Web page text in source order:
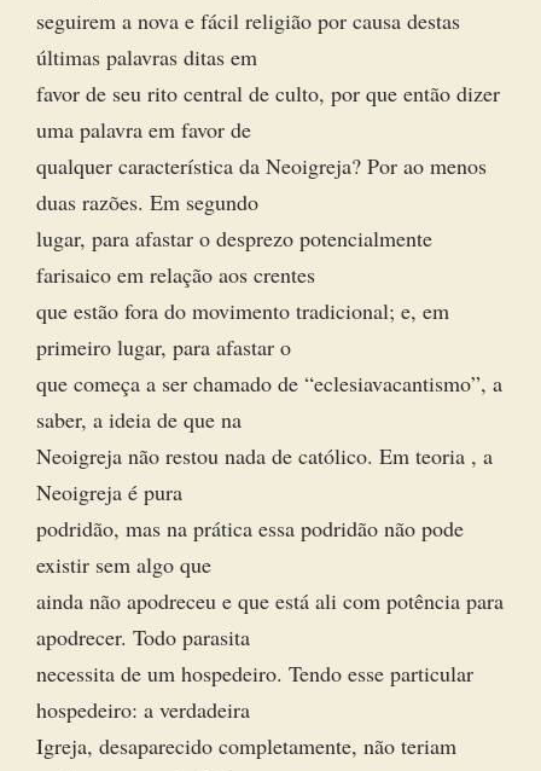
seguirem a nova e fácil religião por causa destas
últimas palavras ditas em
favor de seu rito central de culto, por que então dizer
uma palavra em favor de
qualquer característica da Neoigreja? Por ao menos
duas razões. Em segundo
lugar, para afastar o desprezo potencialmente
farisaico em relação aos crentes
que estão fora do movimento tradicional; e, em
primeiro lugar, para afastar o
que começa a ser chamado de “eclesiavacantismo”, a
saber, a ideia de que na
Neoigreja não restou nada de católico. Em teoria , a
Neoigreja é pura
podridão, mas na prática essa podridão não pode
existir sem algo que
ainda não apodreceu e que está ali com potência para
apodrecer. Todo parasita
necessita de um hospedeiro. Tendo esse particular
hospedeiro: a verdadeira
Igreja, desaparecido completamente, não teriam